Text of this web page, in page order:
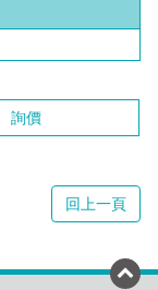
詢價
回上一頁